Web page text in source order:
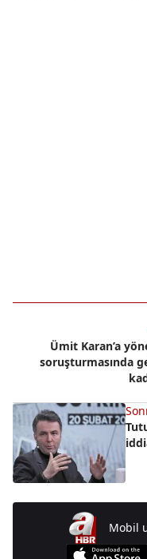
Ümit Karan’a
soruşturmasında
Mobil